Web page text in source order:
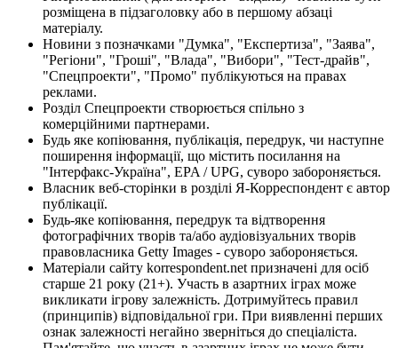
розміщена в підзаголовку або в першому абзаці
матеріалу.
Новини з позначками "Думка", "Експертиза", "Заява",
"Регіони", "Гроші", "Влада", "Вибори", "Тест-драйв",
"Спецпроекти", "Промо" публікуються на правах
реклами.
Розділ Спецпроекти створюється спільно з
комерційними партнерами.
Будь яке копіювання, публікація, передрук, чи наступне
поширення інформації, що містить посилання на
"Інтерфакс-Україна", EPA / UPG, суворо забороняється.
Власник веб-сторінки в розділі Я-Корреспондент є автор
публікації.
Будь-яке копіювання, передрук та відтворення
фотографічних творів та/або аудіовізуальних творів
правовласника Getty Images - суворо забороняється.
Матеріали сайту korrespondent.net призначені для осіб
старше 21 року (21+). Участь в азартних іграх може
викликати ігрову залежність. Дотримуйтесь правил
(принципів) відповідальної гри. При виявленні перших
ознак залежності негайно зверніться до спеціаліста.